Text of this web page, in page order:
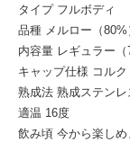
タイプ フルボディ
品種 メルロー（80%
内容量 レギュラー（
キャップ仕様 コルク
熟成法 熟成ステン
適温 16度
飲み頃 今から楽しめ